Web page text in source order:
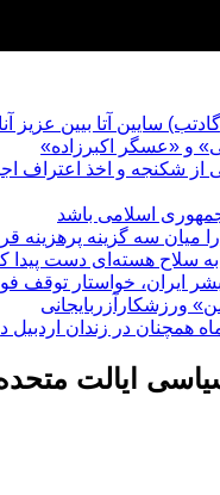
سایین آتا بیین
و «عسگر اکبرزاده»
شکنجه و اخذ اعتراف
جمهوری اسلامی باشد
سه گزینه پرهزینه
سلاح هسته‌ای دست پیدا
ایران، خواستار توقف
ورزشکارآزربایجانی
ایالت متحده